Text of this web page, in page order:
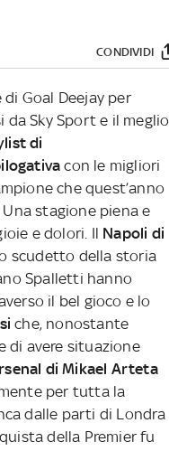
CONDIVIDI
Goal Deejay per
Sky Sport e il meglio
di
con le migliori
che quest’anno
stagione piena e
e dolori. Il Napoli di
scudetto della storia
Spalletti hanno
il bel gioco e lo
che, nonostante
di avere situazione
di Mikael Arteta
per tutta la
dalle parti di Londra
della Premier fu